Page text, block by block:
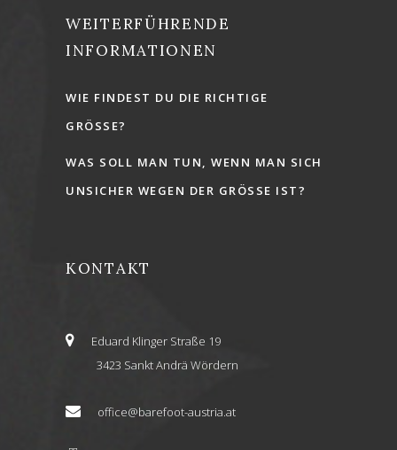
WEITERFÜHRENDE
INFORMATIONEN
WIE FINDEST DU DIE RICHTIGE
GRÖSSE?
WAS SOLL MAN TUN, WENN MAN SICH
UNSICHER WEGEN DER GRÖSSE IST?
KONTAKT
Eduard Klinger Straße 19
3423 Sankt Andrä Wördern
office@barefoot-austria.at